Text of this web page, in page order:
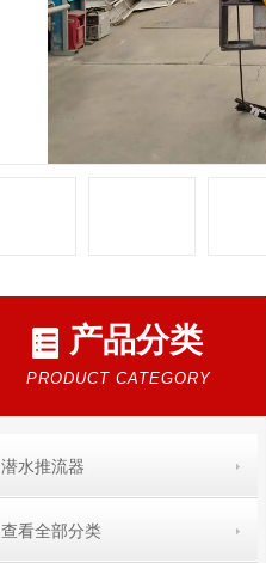
产品分类
PRODUCT CATEGORY
潜水推流器
查看全部分类